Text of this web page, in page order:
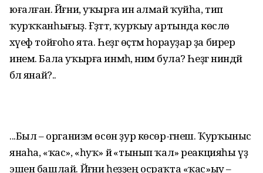
юғалған. Йәғни, уҡырға инә алмай ҡуйһа, тип
ҡурҡҡанһығыҙ. Ғәҙәттә, ҡурҡыу артында көслө
хәүеф тойғоһо ята. Һеҙгә өҫтәмә һорауҙар ҙа бирер
инем. Бала уҡырға инмәһә, нимә була? Һеҙгә ниндәй
бәлә янай?..
...Был – организм өсөн ҙур көсөр-гәнеш. Ҡурҡыныс
янаһа, «ҡас», «һуҡ» йә «тынып ҡал» реакцияһы үҙ
эшен башлай. Йәғни һеҙҙең осраҡта «ҡас»ыу –